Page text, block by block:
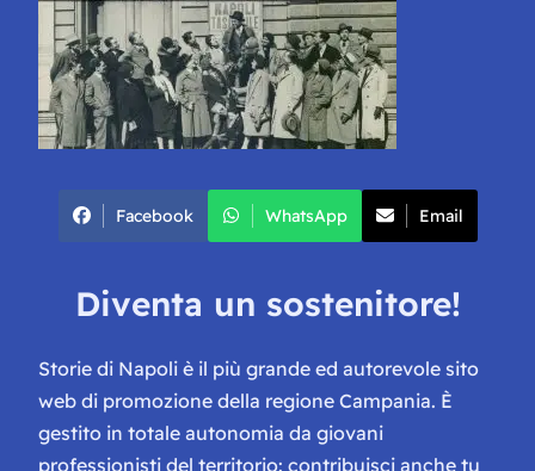
Facebook WhatsApp Email
Diventa un sostenitore!
Storie di Napoli è il più grande ed autorevole sito
web di promozione della regione Campania. È
gestito in totale autonomia da giovani
professionisti del territorio: contribuisci anche tu